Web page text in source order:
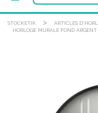
STOCKETIK > ARTICLES
HORLOGE MURALE FOND ARGENT